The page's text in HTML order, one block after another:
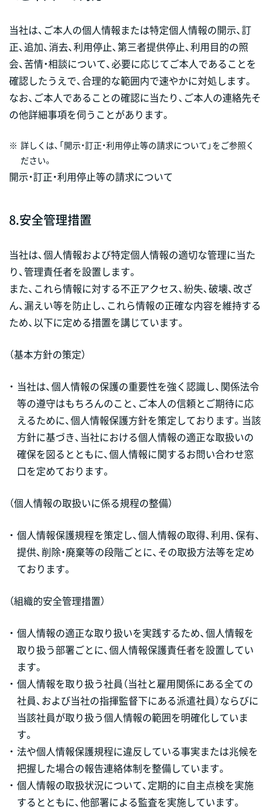
当社は、ご本人の個人情報または特定個人情報の開示、訂
正、追加、消去、利用停止、第三者提供停止、利用目的の照
会、苦情・相談について、必要に応じてご本人であることを
確認したうえで、合理的な範囲内で速やかに対処します。
なお、ご本人であることの確認に当たり、ご本人の連絡先そ
の他詳細事項を伺うことがあります。
※ 詳しくは、「開示・訂正・利用停止等の請求について」をご参照く
ださい。
開示・訂正・利用停止等の請求について
8.安全管理措置
当社は、個人情報および特定個人情報の適切な管理に当た
り、管理責任者を設置します。
また、これら情報に対する不正アクセス、紛失、破壊、改ざ
ん、漏えい等を防止し、これら情報の正確な内容を維持する
ため、以下に定める措置を講じています。
（基本方針の策定）
・ 当社は、個人情報の保護の重要性を強く認識し、関係法令
等の遵守はもちろんのこと、ご本人の信頼とご期待に応
えるために、個人情報保護方針を策定しております。当該
方針に基づき、当社における個人情報の適正な取扱いの
確保を図るとともに、個人情報に関するお問い合わせ窓
口を定めております。
（個人情報の取扱いに係る規程の整備）
・ 個人情報保護規程を策定し、個人情報の取得、利用、保有、
提供、削除・廃棄等の段階ごとに、その取扱方法等を定め
ております。
（組織的安全管理措置）
・ 個人情報の適正な取り扱いを実践するため、個人情報を
取り扱う部署ごとに、個人情報保護責任者を設置してい
ます。
・ 個人情報を取り扱う社員（当社と雇用関係にある全ての
社員、および当社の指揮監督下にある派遣社員）ならびに
当該社員が取り扱う個人情報の範囲を明確化していま
す。
・ 法や個人情報保護規程に違反している事実または兆候を
把握した場合の報告連絡体制を整備しています。
・ 個人情報の取扱状況について、定期的に自主点検を実施
するとともに、他部署による監査を実施しています。